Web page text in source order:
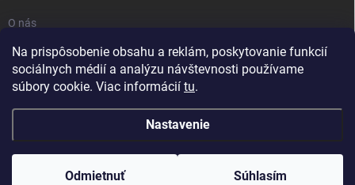
Na prispôsobenie obsahu a reklám, poskytovanie funkcií
sociálnych médií a analýzu návštevnosti používame
súbory cookie. Viac informácií tu.
Nastavenie
Odmietnuť Súhlasím
O nás
Naša predajňa
Kontakty
Copyright 2026carpio.sk. Všetky práva vyhradené.Upraviť nastavenie